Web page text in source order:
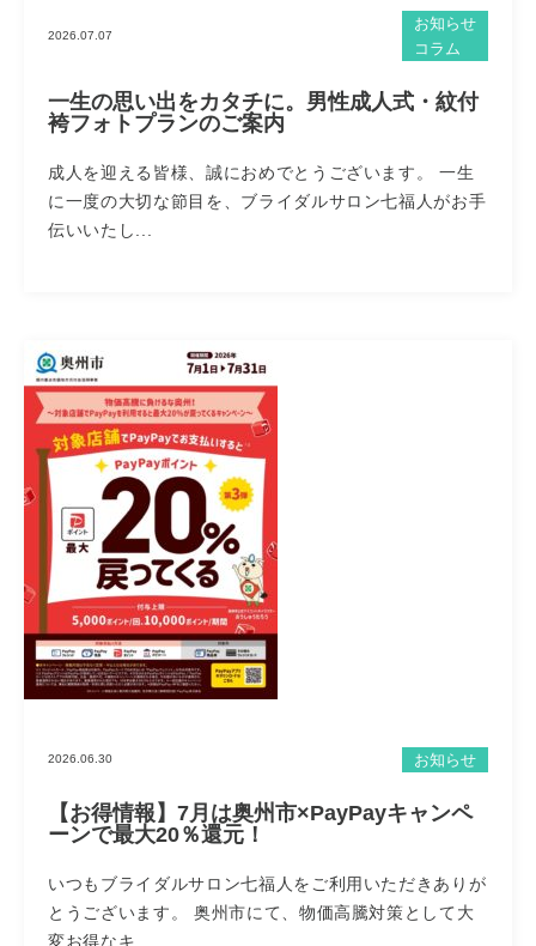
2026.07.07
お知らせ
コラム
一生の思い出をカタチに。男性成人式・紋付
袴フォトプランのご案内
成人を迎える皆様、誠におめでとうございます。 一生
に一度の大切な節目を、ブライダルサロン七福人がお手
伝いいたし...
2026.06.30 お知らせ
【お得情報】7月は奥州市×PayPayキャンペ
ーンで最大20％還元！
いつもブライダルサロン七福人をご利用いただきありが
とうございます。 奥州市にて、物価高騰対策として大
変お得なキ...